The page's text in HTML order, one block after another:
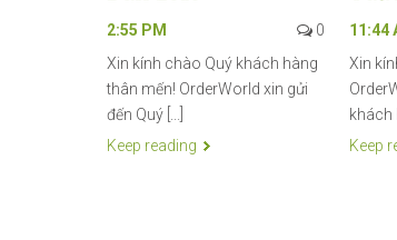
2:55 PM
0
Xin kính chào Quý khách hàng
thân mến! OrderWorld xin gửi
đến Quý [...]
Keep reading
11:44
Xin
khách
Keep